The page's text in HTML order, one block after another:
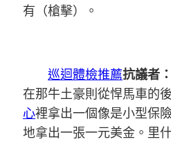
有（槍擊）。
巡迴體檢推薦抗議者：
在那牛土豪則從悍馬車的
心裡拿出一個像是小型保
地拿出一張一元美金。里